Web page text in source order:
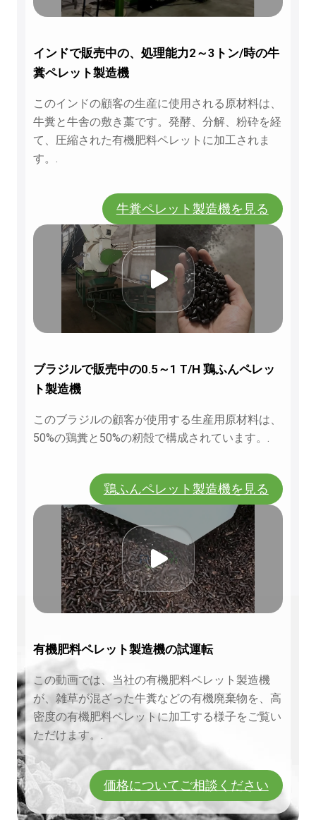
インドで販売中の、処理能力2～3トン/時の牛
糞ペレット製造機
このインドの顧客の生産に使用される原材料は、
牛糞と牛舎の敷き藁です。発酵、分解、粉砕を経
て、圧縮された有機肥料ペレットに加工されま
す。.
牛糞ペレット製造機を見る
ブラジルで販売中の0.5～1 T/H 鶏ふんペレッ
ト製造機
このブラジルの顧客が使用する生産用原材料は、
50%の鶏糞と50%の籾殻で構成されています。.
鶏ふんペレット製造機を見る
有機肥料ペレット製造機の試運転
この動画では、当社の有機肥料ペレット製造機
が、雑草が混ざった牛糞などの有機廃棄物を、高
密度の有機肥料ペレットに加工する様子をご覧い
ただけます。.
価格についてご相談ください